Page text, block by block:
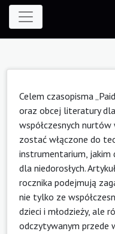
Celem czasopisma
oraz obcej literatury
współczesnych
zostać włączone do
instrumentarium, jakim
dla niedorosłych.
rocznika podejmują
nie tylko ze
dzieci i młodzieży, ale
odczytywanym przede